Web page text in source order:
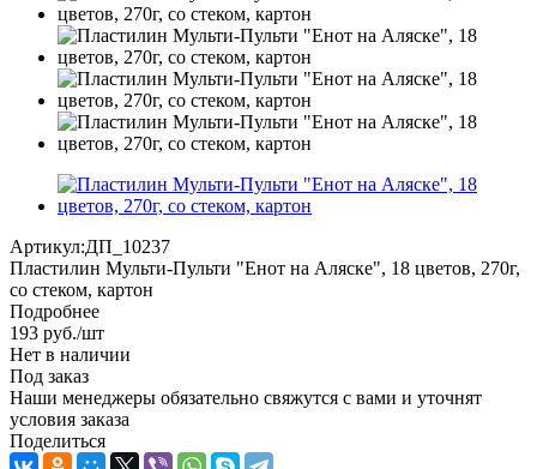
Артикул:ДП_10237
Пластилин Мульти-Пульти "Енот на Аляске", 18 цветов, 270г,
со стеком, картон
Подробнее
193 руб./шт
Нет в наличии
Под заказ
Наши менеджеры обязательно свяжутся с вами и уточнят
условия заказа
Поделиться